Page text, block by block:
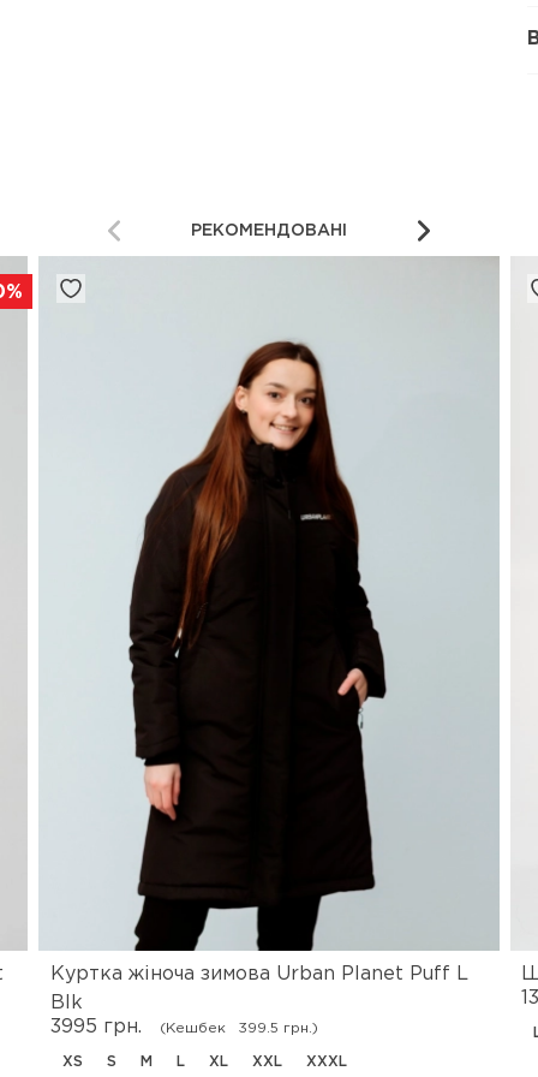
РЕКОМЕНДОВАНІ
Куртка жіноча зимова Urban Planet Puff L
Blk
3995 грн.
(Кешбек 399.5 грн.)
XS S M L XL XXL XXXL